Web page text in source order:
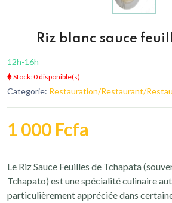
Riz blanc sauce
12h-16h
Stock: 0 disponible(s)
Categorie: Restauration/Restaurant/
1 000 Fcfa
Le Riz Sauce Feuilles de Tchapata
Tchapato) est une spécialité culinaire
particulièrement appréciée dans